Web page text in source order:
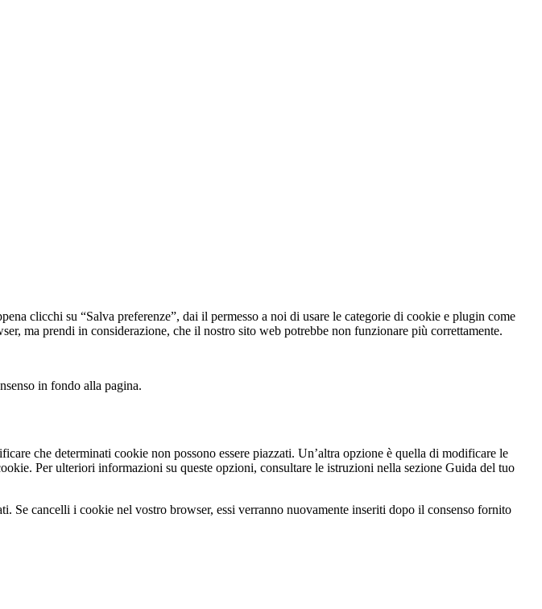
clicchi su “Salva preferenze”, dai il permesso a noi di usare le categorie di cookie e plugin come
ma prendi in considerazione, che il nostro sito web potrebbe non funzionare più correttamente.
in fondo alla pagina.
che determinati cookie non possono essere piazzati. Un’altra opzione è quella di modificare le
Per ulteriori informazioni su queste opzioni, consultare le istruzioni nella sezione Guida del tuo
Se cancelli i cookie nel vostro browser, essi verranno nuovamente inseriti dopo il consenso fornito